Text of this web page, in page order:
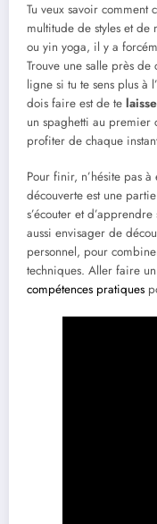
Tu veux savoir comment
multitude de styles et de
ou yin yoga, il y a
Trouve une salle près
ligne si tu te sens plus à
dois faire est de te
un spaghetti au premier
profiter de chaque
Pour finir, n’hésite pas à
découverte est une
s’écouter et
aussi envisager de
personnel, pour
techniques. Aller faire
compétences pratiques